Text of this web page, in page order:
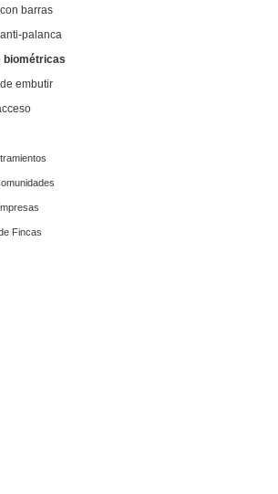
barras
palanca
biométricas
embutir
Fincas